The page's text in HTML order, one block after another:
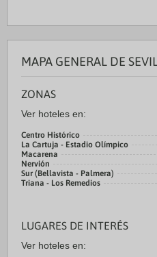
MAPA GENERAL DE
ZONAS
Ver hoteles en:
Centro Histórico
La Cartuja - Estadio Olímpico
Macarena
Nervión
Sur (Bellavista - Palmera)
Triana - Los Remedios
LUGARES DE INTERÉS
Ver hoteles en: